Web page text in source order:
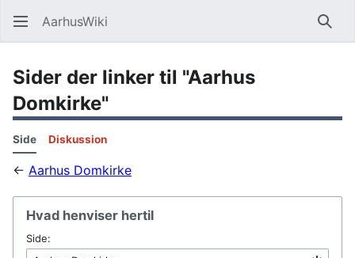
AarhusWiki Søg
Sider der linker til "Aarhus
Domkirke"
Side Diskussion
← Aarhus Domkirke
Hvad henviser hertil
Side: